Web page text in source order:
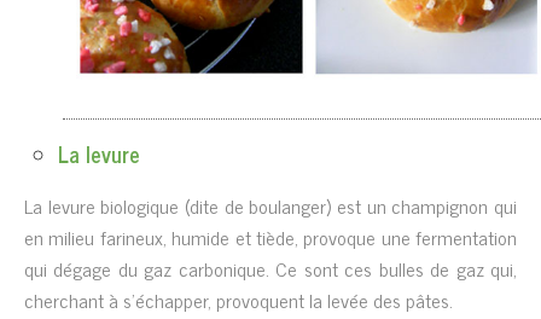
La levure
La levure biologique (dite de boulanger) est un champignon qui
en milieu farineux, humide et tiède, provoque une fermentation
qui dégage du gaz carbonique. Ce sont ces bulles de gaz qui,
cherchant à s’échapper, provoquent la levée des pâtes.